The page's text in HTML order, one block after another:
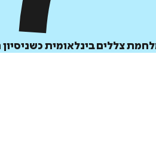
צללים בינלאומית